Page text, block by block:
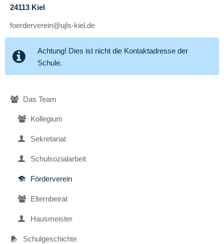
24113 Kiel
foerderverein@ujls-kiel.de
Achtung! Dies ist nicht die Kontaktadresse der
Schule.
NavigationDas Team
Kollegium
Sekretariat
Schulsozialarbeit
Förderverein
Elternbeirat
Hausmeister
Schulgeschichte